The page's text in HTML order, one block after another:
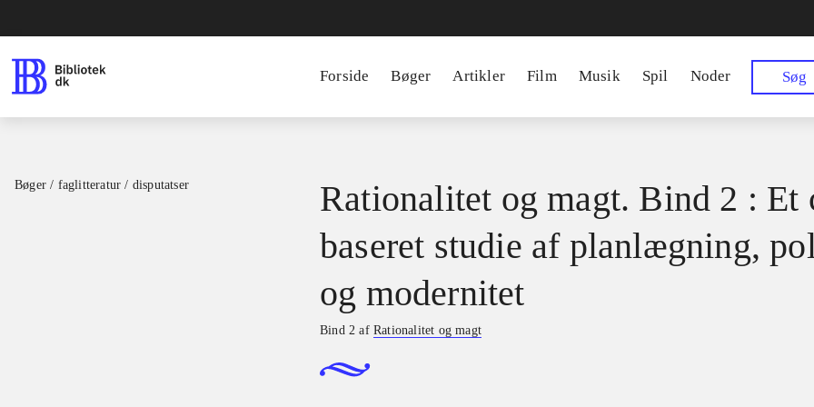
Forside Bøger Artikler Film Musik Spil Noder Søg
Bøger / faglitteratur / disputatser
Rationalitet og magt. Bind 2 : Et
baseret studie af planlægning,
og modernitet
Bind 2 afRationalitet og magt